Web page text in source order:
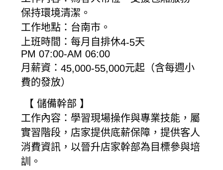
保持環境清潔。
工作地點：台南市。
上班時間：每月自排休4-5天
PM 07:00-AM 06:00
月薪資：45,000-55,000元起（含每週小
費的發放）
【 儲備幹部 】
工作內容：學習現場操作與專業技能，屬
實習階段，店家提供底薪保障，提供客人
消費資訊，以晉升店家幹部為目標參與培
訓。